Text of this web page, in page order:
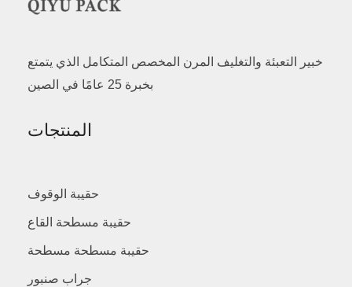
خبير التعبئة والتغليف المرن المخصص المتكامل الذي يتمتع
بخبرة 25 عامًا في الصين
المنتجات
حقيبة الوقوف
حقيبة مسطحة القاع
حقيبة مسطحة مسطحة
جراب صنبور